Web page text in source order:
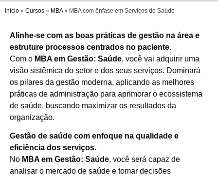
Início » Cursos » MBA» MBA com ênfase em Serviços de Saúde
Alinhe-se com as boas práticas de gestão na área e
estruture processos centrados no paciente.
Com o MBA em Gestão: Saúde, você vai adquirir uma
visão sistêmica do setor e dos seus serviços. Dominará
os pilares da gestão moderna, aplicando as melhores
práticas de administração para aprimorar o ecossistema
de saúde, buscando maximizar os resultados da
organização.
Gestão de saúde com enfoque na qualidade e
eficiência dos serviços.
No MBA em Gestão: Saúde, você será capaz de
analisar o mercado de saúde e tomar decisões